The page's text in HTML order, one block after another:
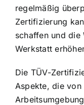
regelmäßig
Zertifizierung
schaffen und die
Werkstatt
Die TÜV-
Aspekte, die